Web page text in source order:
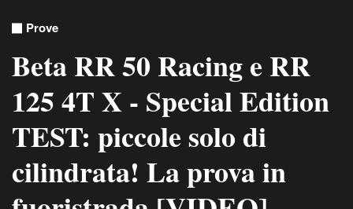
Prove
Beta RR 50 Racing e RR
125 4T X - Special Edition
TEST: piccole solo di
cilindrata! La prova in